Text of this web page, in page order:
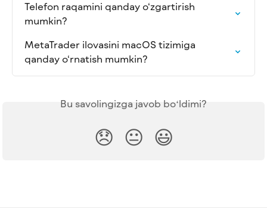
Telefon raqamini qanday o‘zgartirish
mumkin?
MetaTrader ilovasini macOS tizimiga
qanday o‘rnatish mumkin?
Bu savolingizga javob boʻldimi?
😞 😐 😃